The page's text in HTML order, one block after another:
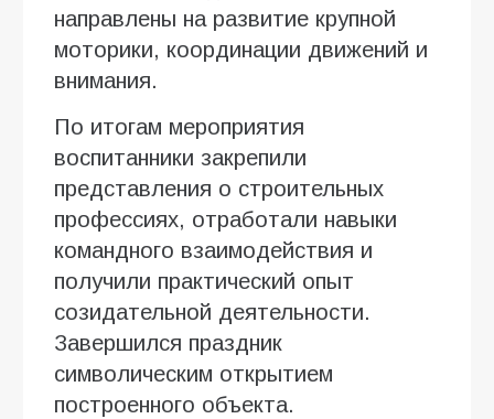
направлены на развитие крупной
моторики, координации движений и
внимания.
По итогам мероприятия
воспитанники закрепили
представления о строительных
профессиях, отработали навыки
командного взаимодействия и
получили практический опыт
созидательной деятельности.
Завершился праздник
символическим открытием
построенного объекта.